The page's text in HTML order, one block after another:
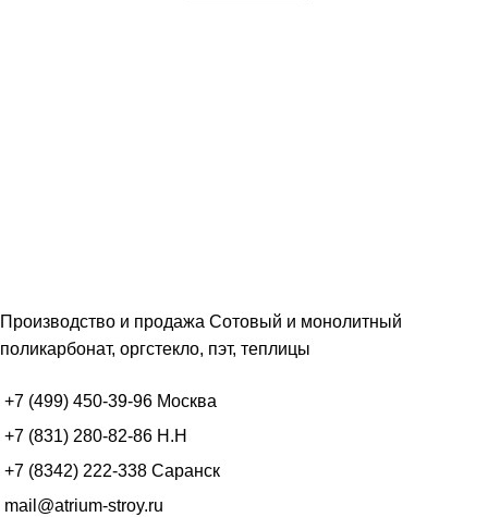
Производство и продажа Сотовый и монолитный
поликарбонат, оргстекло, пэт, теплицы
+7 (499) 450-39-96 Москва
+7 (831) 280-82-86 Н.Н
+7 (8342) 222-338 Саранск
mail@atrium-stroy.ru